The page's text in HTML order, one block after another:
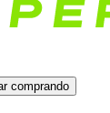
comprando